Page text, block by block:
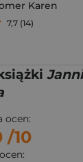
Karen
7,7 (14)
ocen:
/10